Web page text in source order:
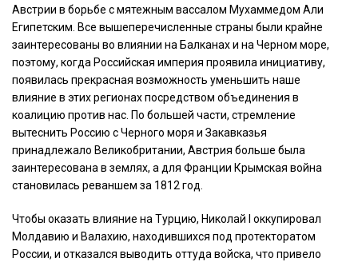
Австрии в борьбе смятежным вассалом Мухаммедом Али
Египетским. Все вышеперечисленные страны были крайне
заинтересованы во влиянии на Балканахи наЧерном море,
поэтому, когда Российская империя проявилаинициативу,
появилась прекрасная возможность уменьшить наше
влияние в этихрегионахпосредством объединения в
коалицию против нас. По большей части, стремление
вытеснить Россию сЧерного моря и Закавказья
принадлежало Великобритании, Австрия больше была
заинтересованав землях, адля Франции Крымская война
становилась реваншем за 1812год.
Чтобы оказать влияние наТурцию, Николай
оккупировал
Молдавию и Валахию, находившихся под протекторатом
России, и отказался выводить оттудавойска, что привело